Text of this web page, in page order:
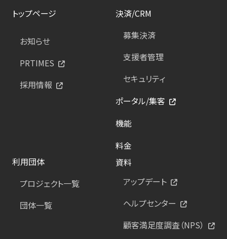
トップページ
お知らせ
PRTIMES
採用情報
決済/CRM
募集決済
支援者管理
セキュリティ
ポータル/集客
機能
料金
利用団体
プロジェクト一覧
団体一覧
資料
アップデート
ヘルプセンター
顧客満足度調査（NPS）